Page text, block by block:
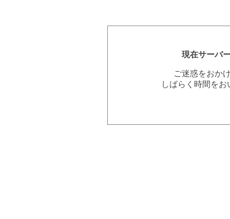
現在サーバ
ご迷惑をおか
しばらく時間を